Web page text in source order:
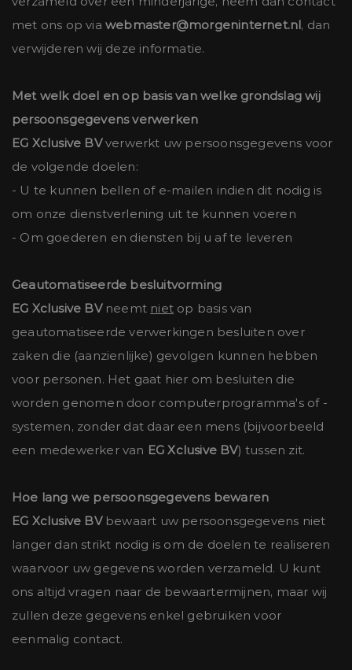
met ons op via webmaster@morgeninternet.nl, dan
verwijderen wij deze informatie.
Met welk doel en op basis van welke grondslag wij
persoonsgegevens verwerken
EG Xclusive BVverwerkt uw persoonsgegevens voor
de volgende doelen:
- U te kunnen bellen of e-mailen indien dit nodig is
om onze dienstverlening uit te kunnen voeren
- Om goederen en diensten bij u af te leveren
Geautomatiseerde besluitvorming
EG Xclusive BVneemt niet op basis van
geautomatiseerde verwerkingen besluiten over
zaken die (aanzienlijke) gevolgen kunnen hebben
voor personen. Het gaat hier om besluiten die
worden genomen door computerprogramma's of -
systemen, zonder dat daar een mens (bijvoorbeeld
een medewerker van EG Xclusive BV) tussen zit.
Hoe lang we persoonsgegevens bewaren
EG Xclusive BVbewaart uw persoonsgegevens niet
langer dan strikt nodig is om de doelen te realiseren
waarvoor uw gegevens worden verzameld. U kunt
ons altijd vragen naar de bewaartermijnen, maar wij
zullen deze gegevens enkel gebruiken voor
eenmalig contact.